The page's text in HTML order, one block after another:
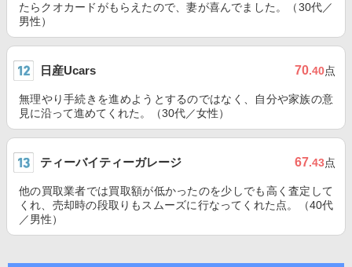
たらクオカードがもらえたので、妻が喜んでました。（30代／
男性）
日産Ucars 70.40点
無理やり手続きを進めようとするのではなく、自分や家族の意
見に沿って進めてくれた。（30代／女性）
ティーバイティーガレージ 67.43点
他の買取業者では買取額が低かったのを少しでも高く査定して
くれ、売却時の段取りもスムーズに行なってくれた点。（40代
／男性）